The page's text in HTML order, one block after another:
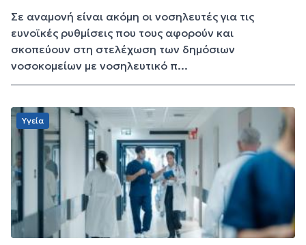
Σε αναμονή είναι ακόμη οι νοσηλευτές για τις
ευνοϊκές ρυθμίσεις που τους αφορούν και
σκοπεύουν στη στελέχωση των δημόσιων
νοσοκομείων με νοσηλευτικό π...
Υγεία